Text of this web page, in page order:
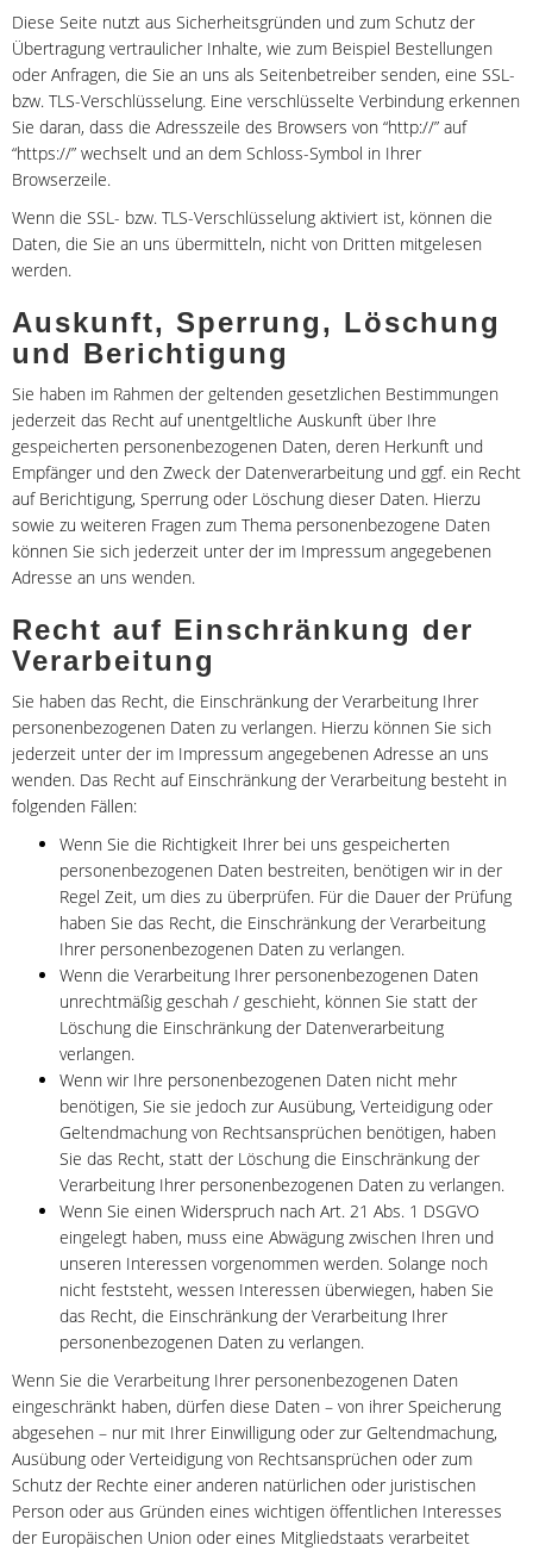
Diese Seite nutzt aus Sicherheitsgründen und zum Schutz der
Übertragung vertraulicher Inhalte, wie zum Beispiel Bestellungen
oder Anfragen, die Sie an uns als Seitenbetreiber senden, eine SSL-
bzw. TLS-Verschlüsselung. Eine verschlüsselte Verbindung erkennen
Sie daran, dass die Adresszeile des Browsers von “http://” auf
“https://” wechselt und an dem Schloss-Symbol in Ihrer
Browserzeile.
Wenn die SSL- bzw. TLS-Verschlüsselung aktiviert ist, können die
Daten, die Sie an uns übermitteln, nicht von Dritten mitgelesen
werden.
Auskunft, Sperrung, Löschung
und Berichtigung
Sie haben im Rahmen der geltenden gesetzlichen Bestimmungen
jederzeit das Recht auf unentgeltliche Auskunft über Ihre
gespeicherten personenbezogenen Daten, deren Herkunft und
Empfänger und den Zweck der Datenverarbeitung und ggf. ein Recht
auf Berichtigung, Sperrung oder Löschung dieser Daten. Hierzu
sowie zu weiteren Fragen zum Thema personenbezogene Daten
können Sie sich jederzeit unter der im Impressum angegebenen
Adresse an uns wenden.
Recht auf Einschränkung der
Verarbeitung
Sie haben das Recht, die Einschränkung der Verarbeitung Ihrer
personenbezogenen Daten zu verlangen. Hierzu können Sie sich
jederzeit unter der im Impressum angegebenen Adresse an uns
wenden. Das Recht auf Einschränkung der Verarbeitung besteht in
folgenden Fällen:
Wenn Sie die Richtigkeit Ihrer bei uns gespeicherten
personenbezogenen Daten bestreiten, benötigen wir in der
Regel Zeit, um dies zu überprüfen. Für die Dauer der Prüfung
haben Sie das Recht, die Einschränkung der Verarbeitung
Ihrer personenbezogenen Daten zu verlangen.
Wenn die Verarbeitung Ihrer personenbezogenen Daten
unrechtmäßig geschah / geschieht, können Sie statt der
Löschung die Einschränkung der Datenverarbeitung
verlangen.
Wenn wir Ihre personenbezogenen Daten nicht mehr
benötigen, Sie sie jedoch zur Ausübung, Verteidigung oder
Geltendmachung von Rechtsansprüchen benötigen, haben
Sie das Recht, statt der Löschung die Einschränkung der
Verarbeitung Ihrer personenbezogenen Daten zu verlangen.
Wenn Sie einen Widerspruch nach Art. 21 Abs. 1 DSGVO
eingelegt haben, muss eine Abwägung zwischen Ihren und
unseren Interessen vorgenommen werden. Solange noch
nicht feststeht, wessen Interessen überwiegen, haben Sie
das Recht, die Einschränkung der Verarbeitung Ihrer
personenbezogenen Daten zu verlangen.
Wenn Sie die Verarbeitung Ihrer personenbezogenen Daten
eingeschränkt haben, dürfen diese Daten – von ihrer Speicherung
abgesehen – nur mit Ihrer Einwilligung oder zur Geltendmachung,
Ausübung oder Verteidigung von Rechtsansprüchen oder zum
Schutz der Rechte einer anderen natürlichen oder juristischen
Person oder aus Gründen eines wichtigen öffentlichen Interesses
der Europäischen Union oder eines Mitgliedstaats verarbeitet